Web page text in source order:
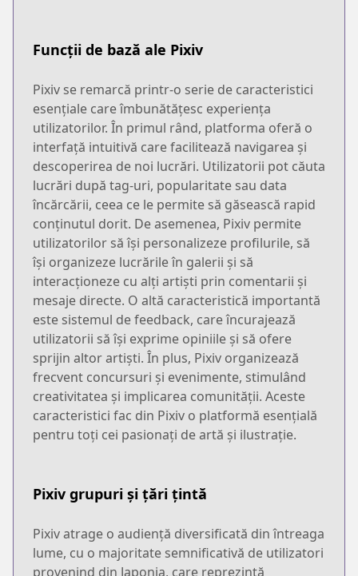
Funcții de bază ale Pixiv
Pixiv se remarcă printr-o serie de caracteristici
esențiale care îmbunătățesc experiența
utilizatorilor. În primul rând, platforma oferă o
interfață intuitivă care facilitează navigarea și
descoperirea de noi lucrări. Utilizatorii pot căuta
lucrări după tag-uri, popularitate sau data
încărcării, ceea ce le permite să găsească rapid
conținutul dorit. De asemenea, Pixiv permite
utilizatorilor să își personalizeze profilurile, să
își organizeze lucrările în galerii și să
interacționeze cu alți artiști prin comentarii și
mesaje directe. O altă caracteristică importantă
este sistemul de feedback, care încurajează
utilizatorii să își exprime opiniile și să ofere
sprijin altor artiști. În plus, Pixiv organizează
frecvent concursuri și evenimente, stimulând
creativitatea și implicarea comunității. Aceste
caracteristici fac din Pixiv o platformă esențială
pentru toți cei pasionați de artă și ilustrație.
Pixiv grupuri și țări țintă
Pixiv atrage o audiență diversificată din întreaga
lume, cu o majoritate semnificativă de utilizatori
provenind din Japonia, care reprezintă